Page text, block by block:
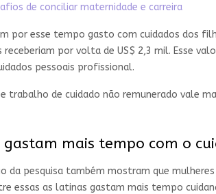
de conciliar maternidade e carreira
por esse tempo gasto com cuidados dos
receberiam por volta de US$ 2,3 mil. Esse
pessoais profissional.
trabalho de cuidado não remunerado vale
mais tempo com o
da pesquisa também mostram que
essas as latinas gastam mais tempo